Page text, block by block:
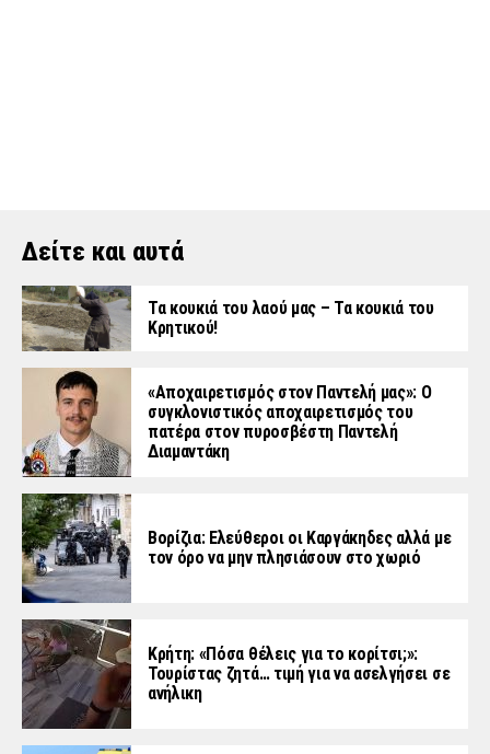
Δείτε και αυτά
Τα κουκιά του λαού μας – Τα κουκιά του
Κρητικού!
«Aποχαιρετισμός στον Παντελή μας»: Ο
συγκλονιστικός αποχαιρετισμός του
πατέρα στον πυροσβέστη Παντελή
Διαμαντάκη
Βορίζια: Ελεύθεροι οι Καργάκηδες αλλά με
τον όρο να μην πλησιάσουν στο χωριό
Κρήτη: «Πόσα θέλεις για το κορίτσι;»:
Τουρίστας ζητά… τιμή για να ασελγήσει σε
ανήλικη